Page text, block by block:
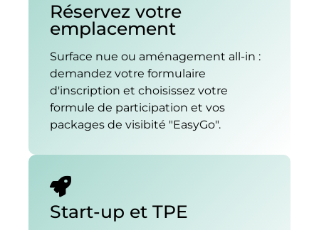
Réservez votre
emplacement
Surface nue ou aménagement all-in :
demandez votre formulaire
d'inscription et choisissez votre
formule de participation et vos
packages de visibité "EasyGo".
Start-up et TPE